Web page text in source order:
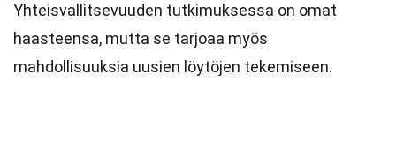
Yhteisvallitsevuuden tutkimuksessa on omat
haasteensa, mutta se tarjoaa myös
mahdollisuuksia uusien löytöjen tekemiseen.